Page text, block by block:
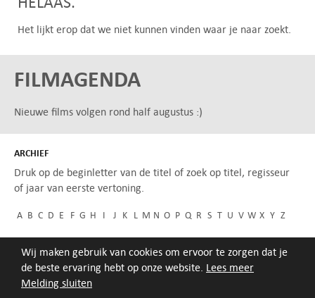
Melding sluiten
Wij maken gebruik van cookies om ervoor te zorgen dat je
de beste ervaring hebt op onze website. Lees meer
Het lijkt erop dat we niet kunnen vinden waar je naar zoekt.
FILMAGENDA
Nieuwe films volgen rond half augustus :)
ARCHIEF
Druk op de beginletter van de titel of zoek op titel, regisseur
of jaar van eerste vertoning.
A B C D E F G H I J K L M N O P Q R S T U V W X Y Z